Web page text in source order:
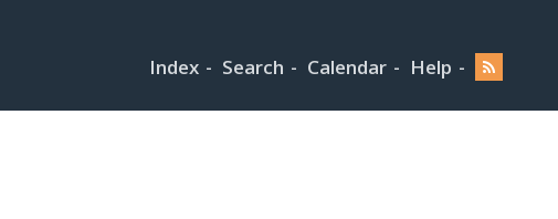
Index Search Calendar Help